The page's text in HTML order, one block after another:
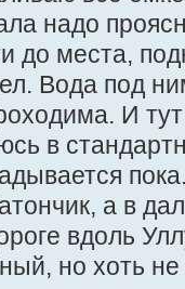
надо
до места,
Вода под
И
в
а в
вдоль
но хоть